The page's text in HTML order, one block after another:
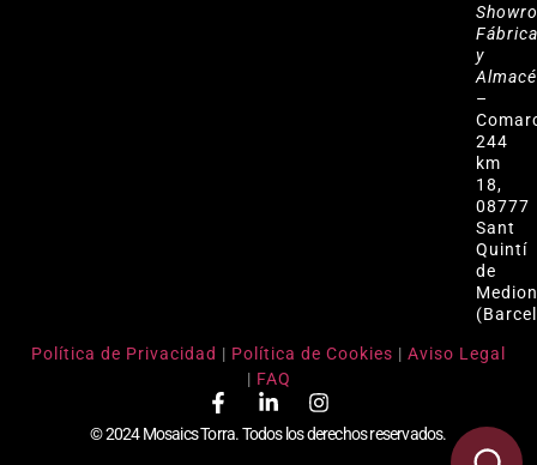
y
–
244
km
18,
08777
Sant
Quintí
de
Política de Privacidad | Política de Cookies | Aviso Legal
| FAQ
© 2024 Mosaics Torra. Todos los derechos reservados.